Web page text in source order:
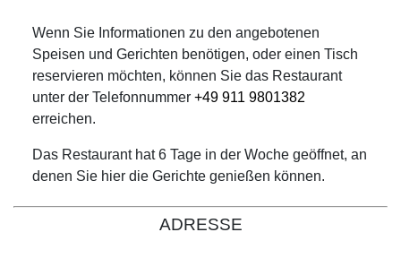
Wenn Sie Informationen zu den angebotenen
Speisen und Gerichten benötigen, oder einen Tisch
reservieren möchten, können Sie das Restaurant
unter der Telefonnummer +49 911 9801382
erreichen.
Das Restaurant hat 6 Tage in der Woche geöffnet, an
denen Sie hier die Gerichte genießen können.
ADRESSE